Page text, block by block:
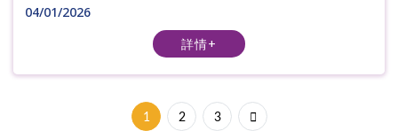
04/01/2026
詳情+
1 2 3